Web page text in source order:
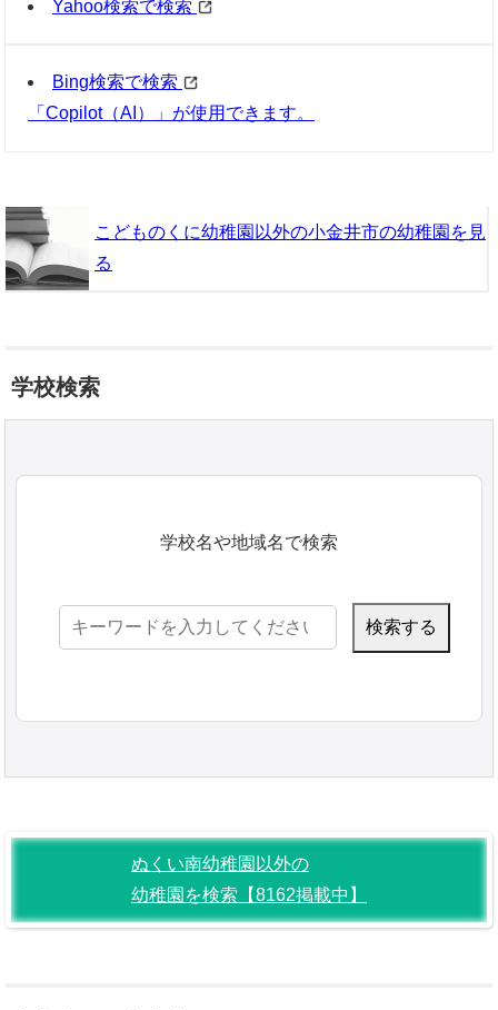
Yahoo検索で検索
Bing検索で検索
「Copilot（AI）」が使用できます。
こどものくに幼稚園以外の小金井市の幼稚園を見
る
学校検索
学校名や地域名で検索
検
ぬくい南幼稚園以外の
幼稚園を検索【8162掲載中】